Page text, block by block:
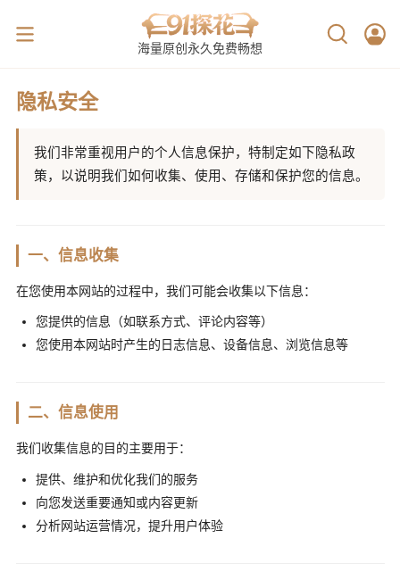
海量原创永久免费畅想
隐私安全
我们非常重视用户的个人信息保护，特制定如下隐私政
策，以说明我们如何收集、使用、存储和保护您的信息。
一、信息收集
在您使用本网站的过程中，我们可能会收集以下信息：
您提供的信息（如联系方式、评论内容等）
您使用本网站时产生的日志信息、设备信息、浏览信息等
二、信息使用
我们收集信息的目的主要用于：
提供、维护和优化我们的服务
向您发送重要通知或内容更新
分析网站运营情况，提升用户体验